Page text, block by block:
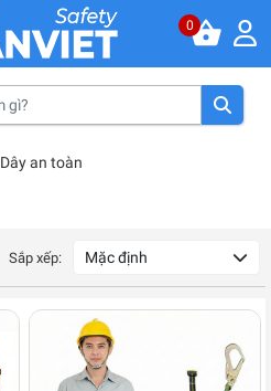
0
Dây an toàn
Sắp xếp: Mặc định